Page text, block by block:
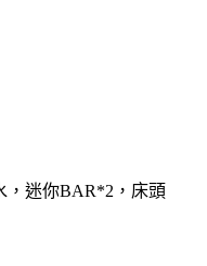
，迷你BAR*2，床頭